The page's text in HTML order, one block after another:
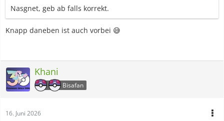
Nasgnet, geb ab falls korrekt.
Knapp daneben ist auch vorbei 😅
Khani
Bisafan
16. Juni 2026